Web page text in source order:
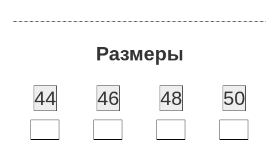
Размеры
44 46 48 50